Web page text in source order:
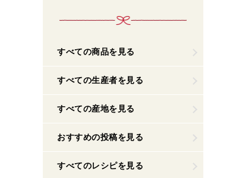
すべての商品を見る
すべての生産者を見る
すべての産地を見る
おすすめの投稿を見る
すべてのレシピを見る